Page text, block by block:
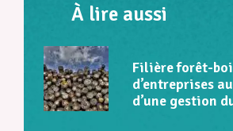
À lire aussi
Filière forêt-
d’entreprises
d’une gestion